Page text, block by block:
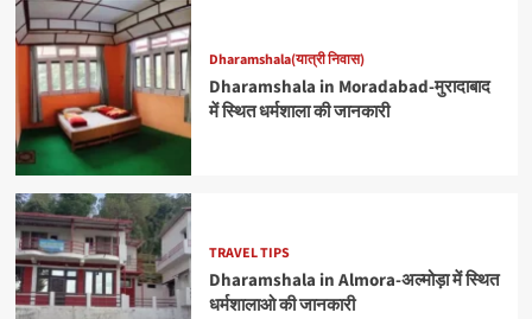
Dharamshala(यात्री निवास)
Dharamshala in Moradabad-मुरादाबाद
में स्थित धर्मशाला की जानकारी
TRAVEL TIPS
Dharamshala in Almora-अल्मोड़ा में स्थित
धर्मशालाओ की जानकारी